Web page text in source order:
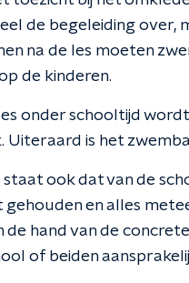
de begeleiding
na de les moeten
de kinderen.
onder schooltijd
Uiteraard is het
staat ook dat van de
gehouden en alles
de hand van de
of beiden